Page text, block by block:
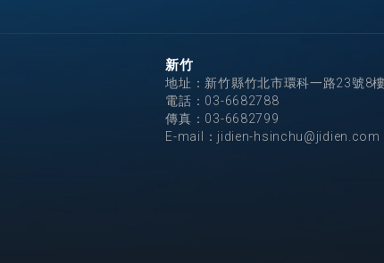
新竹
地址：新竹縣竹北市環科一路23號8
電話： 03-6682788
傳真：03-6682799
E-mail： jidien-hsinchu@jidien.com